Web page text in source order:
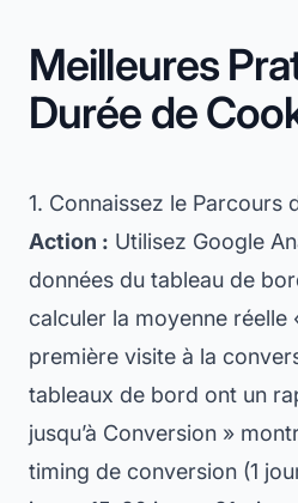
Meilleures
Durée de
1. Connaissez le Parcours
Action : Utilisez Google
données du tableau de
calculer la moyenne réelle
première visite à la
tableaux de bord ont un
jusqu’à Conversion »
timing de conversion (1